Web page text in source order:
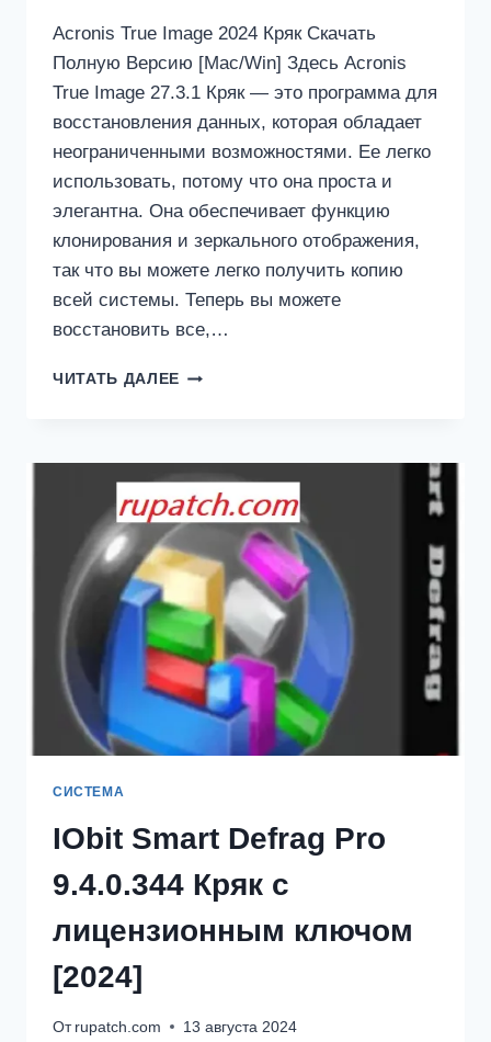
Acronis True Image 2024 Кряк Скачать
Полную Версию [Mac/Win] Здесь Acronis
True Image 27.3.1 Кряк — это программа для
восстановления данных, которая обладает
неограниченными возможностями. Ее легко
использовать, потому что она проста и
элегантна. Она обеспечивает функцию
клонирования и зеркального отображения,
так что вы можете легко получить копию
всей системы. Теперь вы можете
восстановить все,…
ЧИТАТЬ ДАЛЕЕ ACRONIS
BUILD
41126
КРЯК
КЕЙГЕН
[ПОСЛЕДНИЙ
2024]
СИСТЕМА
IObit Smart Defrag Pro
9.4.0.344 Кряк с
лицензионным ключом
[2024]
От rupatch.com 13 августа 2024